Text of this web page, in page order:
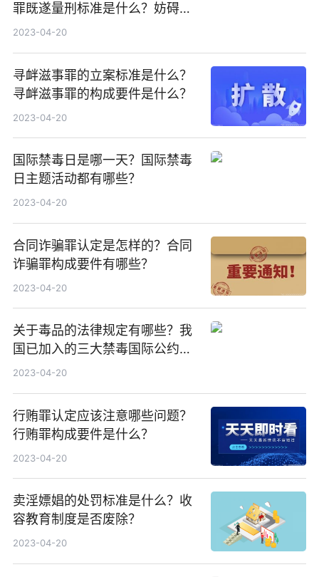
罪既遂量刑标准是什么？妨碍公
务罪处罚的法律依据是什么？
2023-04-20
寻衅滋事罪的立案标准是什么？
寻衅滋事罪的构成要件是什么？
2023-04-20
国际禁毒日是哪一天？国际禁毒
日主题活动都有哪些？
2023-04-20
合同诈骗罪认定是怎样的？合同
诈骗罪构成要件有哪些？
2023-04-20
关于毒品的法律规定有哪些？我
国已加入的三大禁毒国际公约是
什么？
2023-04-20
行贿罪认定应该注意哪些问题？
行贿罪构成要件是什么？
2023-04-20
卖淫嫖娼的处罚标准是什么？收
容教育制度是否废除？
2023-04-20